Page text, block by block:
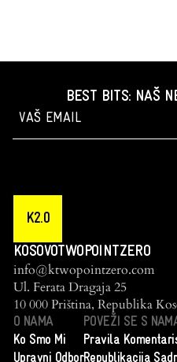
BEST BITS: NAŠ
K2.0
KOSOVOTWOPOINTZERO
info@ktwopointzero.com
Ul. Ferata Dragaja 25
10 000 Priština, Republika
O NAMA
Ko Smo Mi
Upravni Odbor
POVEŽI SE S
Pravila
Republikacija